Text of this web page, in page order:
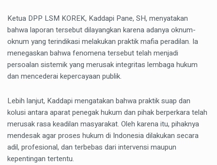
Ketua DPP LSM KOREK, Kaddapi Pane, SH, menyatakan
bahwa laporan tersebut dilayangkan karena adanya oknum-
oknum yang terindikasi melakukan praktik mafia peradilan. Ia
menegaskan bahwa fenomena tersebut telah menjadi
persoalan sistemik yang merusak integritas lembaga hukum
dan mencederai kepercayaan publik.
Lebih lanjut, Kaddapi mengatakan bahwa praktik suap dan
kolusi antara aparat penegak hukum dan pihak berperkara telah
merusak rasa keadilan masyarakat. Oleh karena itu, pihaknya
mendesak agar proses hukum di Indonesia dilakukan secara
adil, profesional, dan terbebas dari intervensi maupun
kepentingan tertentu.